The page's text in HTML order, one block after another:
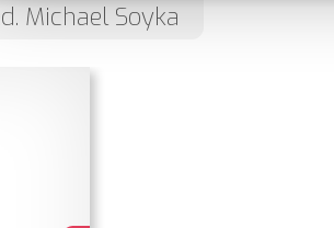
Michael Soyka